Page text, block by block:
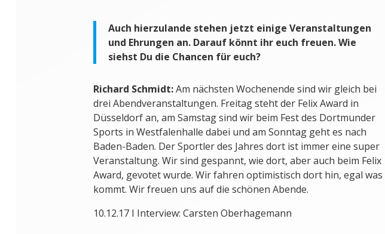
Auch hierzulande stehen jetzt einige Veranstaltungen
und Ehrungen an. Darauf könnt ihr euch freuen. Wie
siehst Du die Chancen für euch?
Richard Schmidt:Am nächsten Wochenende sind wir gleich bei
drei Abendveranstaltungen. Freitag steht der Felix Award in
Düsseldorf an, am Samstag sind wir beim Fest des Dortmunder
Sports in Westfalenhalle dabei und am Sonntag geht es nach
Baden-Baden. Der Sportler des Jahres dort ist immer eine super
Veranstaltung. Wir sind gespannt, wie dort, aber auch beim Felix
Award, gevotet wurde. Wir fahren optimistisch dort hin, egal was
kommt. Wir freuen uns auf die schönen Abende.
10.12.17 I Interview: Carsten Oberhagemann